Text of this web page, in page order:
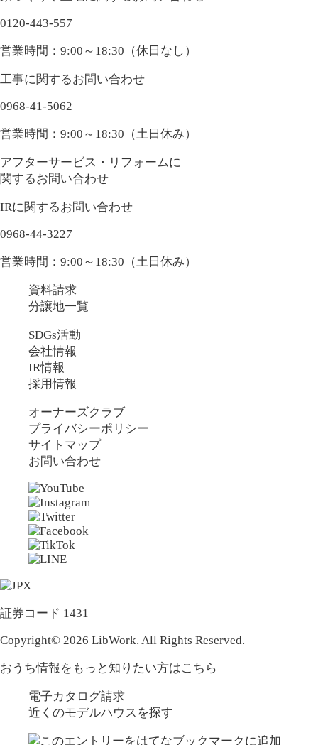
0120-443-557
営業時間：9:00～18:30（休日なし）
工事に関するお問い合わせ
0968-41-5062
営業時間：9:00～18:30（土日休み）
アフターサービス・リフォームに
関するお問い合わせ
IRに関するお問い合わせ
0968-44-3227
営業時間：9:00～18:30（土日休み）
資料請求
分譲地一覧
SDGs活動
会社情報
IR情報
採用情報
オーナーズクラブ
プライバシーポリシー
サイトマップ
お問い合わせ
証券コード 1431
Copyright© 2026 LibWork. All Rights Reserved.
おうち情報をもっと知りたい方はこちら
電子カタログ請求
近くのモデルハウスを探す